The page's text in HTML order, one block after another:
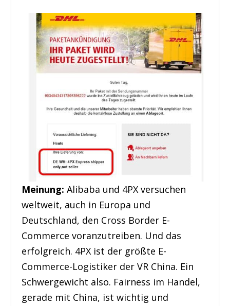
Meinung:Alibaba und 4PX versuchen
weltweit, auch in Europa und
Deutschland, den Cross Border E-
Commerce voranzutreiben. Und das
erfolgreich. 4PX ist der größte E-
Commerce-Logistiker der VR China. Ein
Schwergewicht also. Fairness im Handel,
gerade mit China, ist wichtig und